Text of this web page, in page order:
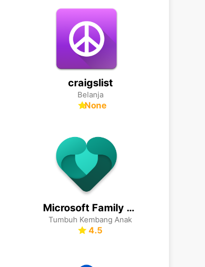
craigslist
Belanja
None
Microsoft Family Safety
Tumbuh Kembang Anak
4.5